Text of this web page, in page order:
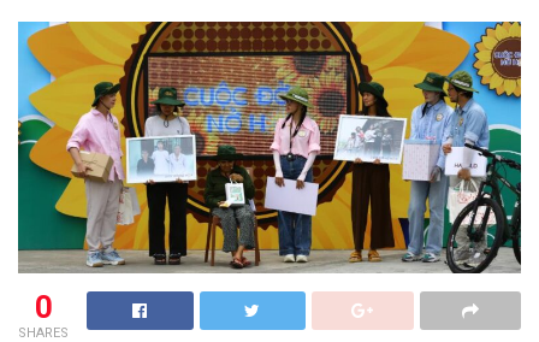
0
SHARES